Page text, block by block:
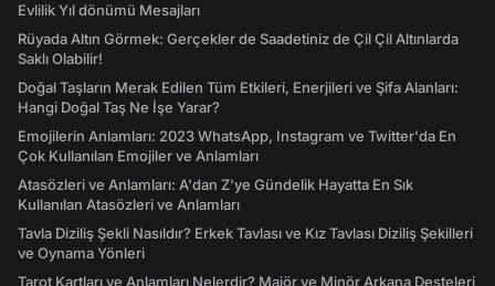
Evlilik Yıl dönümü Mesajları
Rüyada Altın Görmek: Gerçekler de Saadetiniz de Çil Çil Altınlarda
Saklı Olabilir!
Doğal Taşların Merak Edilen Tüm Etkileri, Enerjileri ve Şifa Alanları:
Hangi Doğal Taş Ne İşe Yarar?
Emojilerin Anlamları: 2023 WhatsApp, Instagram ve Twitter'da En
Çok Kullanılan Emojiler ve Anlamları
Atasözleri ve Anlamları: A'dan Z'ye Gündelik Hayatta En Sık
Kullanılan Atasözleri ve Anlamları
Tavla Diziliş Şekli Nasıldır? Erkek Tavlası ve Kız Tavlası Diziliş Şekilleri
ve Oynama Yönleri
Tarot Kartları ve Anlamları Nelerdir? Majör ve Minör Arkana Desteleri